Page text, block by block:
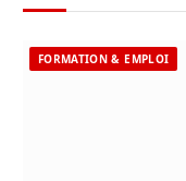
FORMATION & EMPLOI